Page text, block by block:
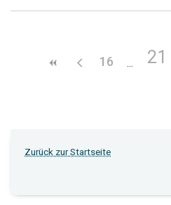
16 21
Zurück zur Startseite